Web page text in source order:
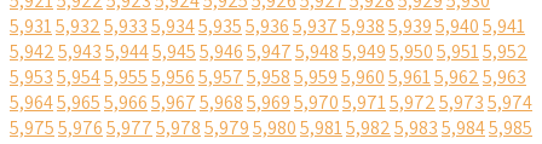
5,9315,9325,9335,9345,9355,9365,9375,9385,9395,9405,941
5,9425,9435,9445,9455,9465,9475,9485,9495,9505,9515,952
5,9535,9545,9555,9565,9575,9585,9595,9605,9615,9625,963
5,9645,9655,9665,9675,9685,9695,9705,9715,9725,9735,974
5,9755,9765,9775,9785,9795,9805,9815,9825,9835,9845,985